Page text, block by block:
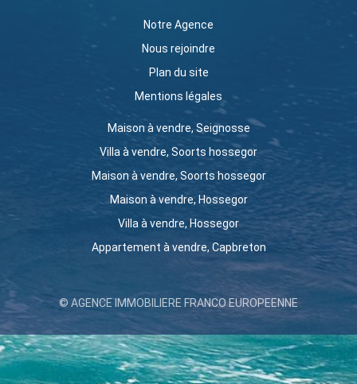
Notre Agence
Nous rejoindre
Plan du site
Mentions légales
Maison à vendre, Seignosse
Villa à vendre, Soorts hossegor
Maison à vendre, Soorts hossegor
Maison à vendre, Hossegor
Villa à vendre, Hossegor
Appartement à vendre, Capbreton
© AGENCE IMMOBILIERE FRANCO EUROPEENNE